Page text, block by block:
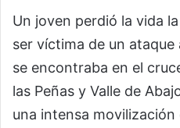
Un joven perdió la vida
ser víctima de un
se encontraba en el
las Peñas y Valle de
una intensa